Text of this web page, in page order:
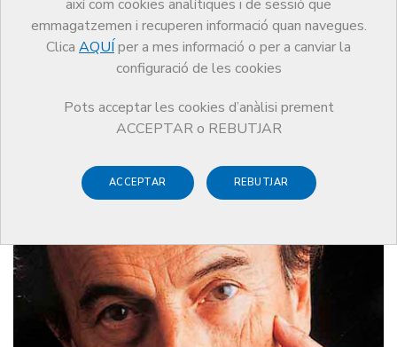
així com cookies analítiques i de sessió que
emmagatzemen i recuperen informació quan navegues.
Clica AQUÍ per a mes informació o per a canviar la
configuració de les cookies
Pots acceptar les cookies d’anàlisi prement
ACCEPTAR o REBUTJAR
ACCEPTAR REBUTJAR
Obituaris Santiago Dexeus Trias de Bes